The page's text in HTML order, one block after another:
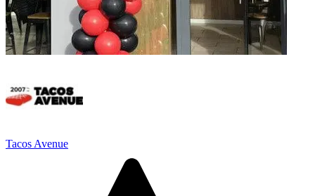
Tacos Avenue